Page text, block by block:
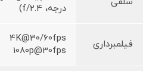
درجه، f/2.4)
فیلمبرداری
4K@30/60fps
1080p@30fps